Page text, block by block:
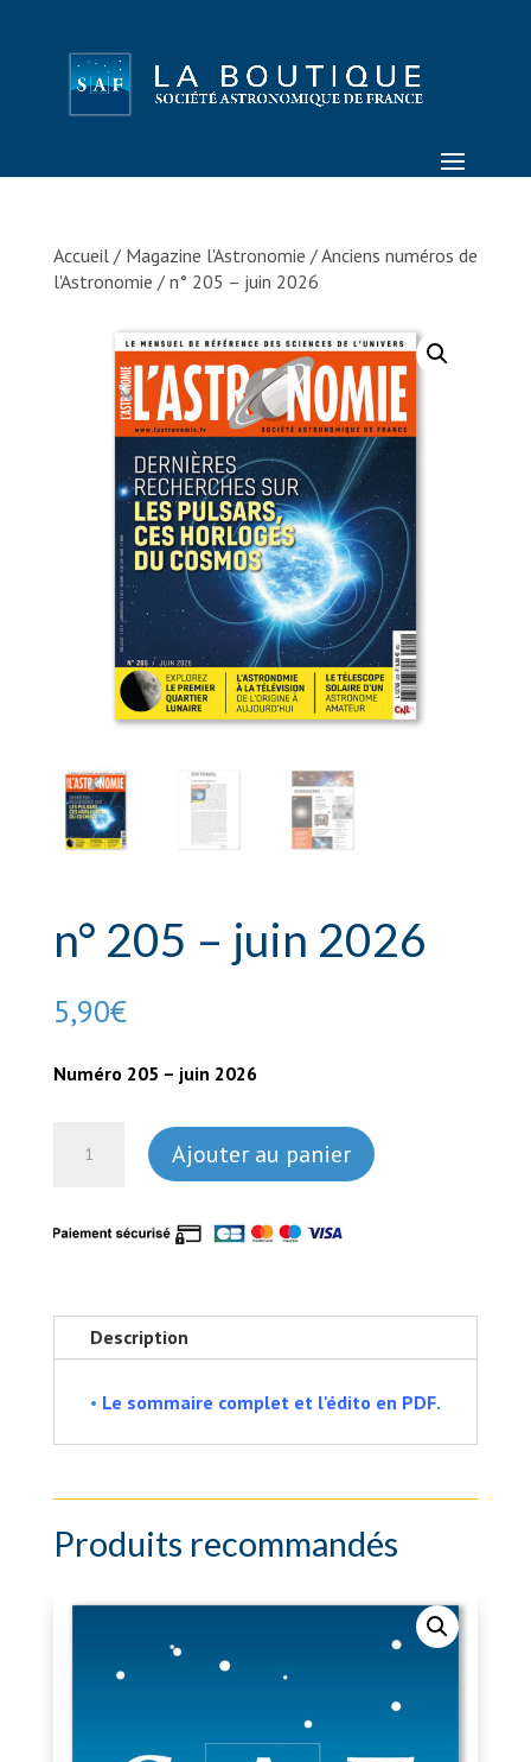
Accueil/ Magazine l'Astronomie /Anciens numéros de
l'Astronomie / n° 205 – juin 2026
n° 205 – juin 2026
5,90€
Numéro 205 – juin 2026
-
Ajouter au panier
Description
• Le sommaire complet et l'édito en PDF.
Produits recommandés